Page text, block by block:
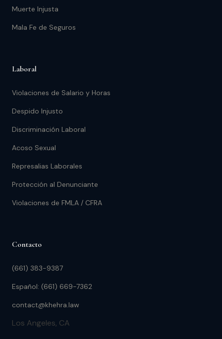
Muerte Injusta
Mala Fe de Seguros
Laboral
Violaciones de Salario y Horas
Despido Injusto
Discriminación Laboral
Acoso Sexual
Represalias Laborales
Protección al Denunciante
Violaciones de FMLA / CFRA
Contacto
(661) 383-9387
Español: (661) 669-7362
contact@khehra.law
Los Angeles, CA